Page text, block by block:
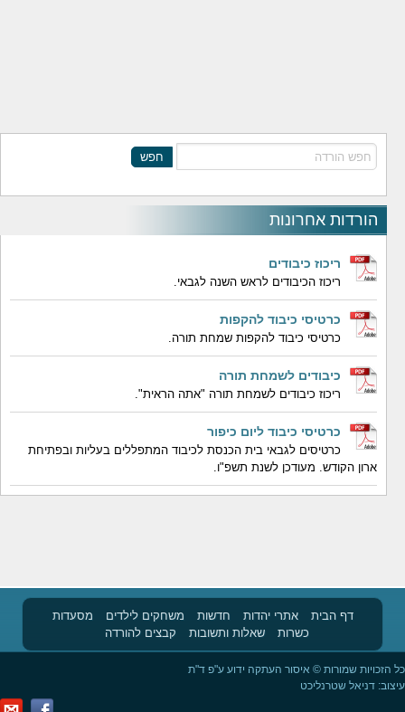
חפש
הורדות אחרונות
ריכוז כיבודים
ריכוז הכיבודים לראש השנה לגבאי.
כרטיסי כיבוד להקפות
כרטיסי כיבוד להקפות שמחת תורה.
כיבודים לשמחת תורה
ריכוז כיבודים לשמחת תורה "אתה הראית".
כרטיסי כיבוד ליום כיפור
כרטיסים לגבאי בית הכנסת לכיבוד המתפללים בעליות ובפתיחת
ארון הקודש. מעודכן לשנת תשפ"ו.
דף הבית אתרי יהדות חדשות משחקים לילדים
מסעדות
כשרות
שאלות ותשובות קבצים להורדה
כל הזכויות שמורות © איסור העתקה ידוע ע"פ ד"ת
עיצוב: דניאל שטרנליכט